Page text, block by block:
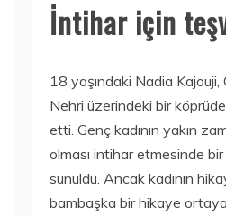
İntihar için
18 yaşındaki Nadia
Nehri üzerindeki bir
etti. Genç kadının yakın
olması intihar etmesinde
sunuldu. Ancak kadının
bambaşka bir hikaye ortaya